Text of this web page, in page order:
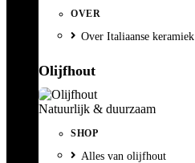
OVER
Over Italiaanse keramiek
Olijfhout
Natuurlijk & duurzaam
SHOP
Alles van olijfhout